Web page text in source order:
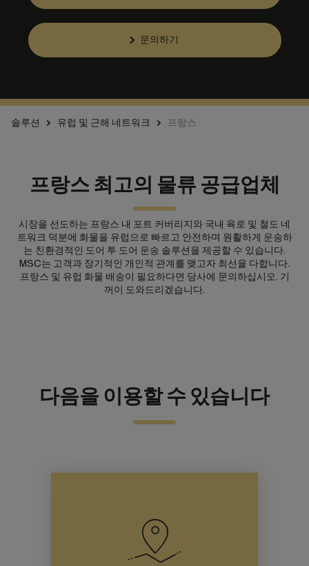
문의하기
솔루션 유럽 및 근해 네트워크 프랑스
프랑스 최고의 물류 공급업체
시장을 선도하는 프랑스 내 포트 커버리지와 국내 육로 및 철도 네
트워크 덕분에 화물을 유럽으로 빠르고 안전하며 원활하게 운송하
는 친환경적인 도어 투 도어 운송 솔루션을 제공할 수 있습니다.
MSC는 고객과 장기적인 개인적 관계를 맺고자 최선을 다합니다.
프랑스 및 유럽 화물 배송이 필요하다면 당사에 문의하십시오. 기
꺼이 도와드리겠습니다.
다음을 이용할 수 있습니다